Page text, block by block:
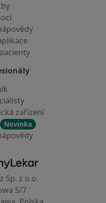
zařízení
Novinka
- Hlavní stránka
Sp. z o.o.
5/7